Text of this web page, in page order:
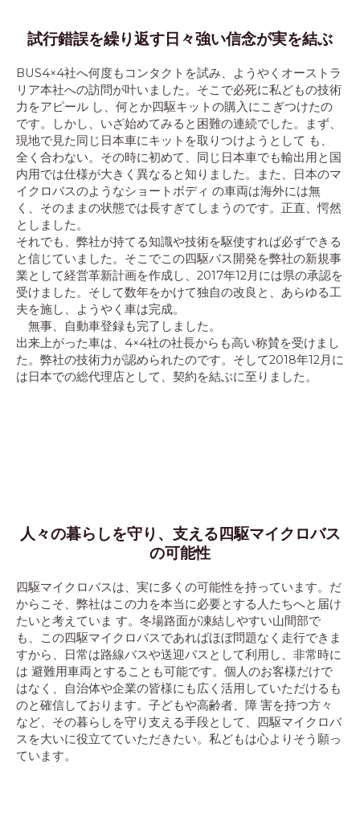
試行錯誤を繰り返す日々強い信念が実を結ぶ​
BUS4×4社へ何度もコンタクトを試み、ようやくオーストラ
リア本社への訪問が叶いました。そこで必死に私どもの技術
力をアピール し、何とか四駆キットの購入にこぎつけたの
です。しかし、いざ始めてみると困難の連続でした。まず、
現地で見た同じ日本車にキットを取りつけようとして も、
全く合わない。その時に初めて、同じ日本車でも輸出用と国
内用では仕様が大きく異なると知りました。また、日本のマ
イクロバスのようなショートボディ の車両は海外には無
く、そのままの状態では長すぎてしまうのです。正直、愕然
としました。
それでも、弊社が持てる知識や技術を駆使すれば必ずできる
と信じていました。そこでこの四駆バス開発を弊社の新規事
業として経営革新計画を作成し、2017年12月には県の承認を
受けました。そして数年をかけて独自の改良と、あらゆる工
夫を施し、ようやく車は完成。
無事、自動車登録も完了しました。
出来上がった車は、4×4社の社長からも高い称賛を受けまし
た。弊社の技術力が認められたのです。そして2018年12月に
は日本での総代理店として、契約を結ぶに至りました。
人々の暮らしを守り、支える四駆マイクロバス
の可能性​
四駆マイクロバスは、実に多くの可能性を持っています。だ
からこそ、弊社はこの力を本当に必要とする人たちへと届け
たいと考えていま す。冬場路面が凍結しやすい山間部で
も、この四駆マイクロバスであればほぼ問題なく走行できま
すから、日常は路線バスや送迎バスとして利用し、非常時に
は 避難用車両とすることも可能です。個人のお客様だけで
はなく、自治体や企業の皆様にも広く活用していただけるも
のと確信しております。子どもや高齢者、障 害を持つ方々
など、その暮らしを守り支える手段として、四駆マイクロバ
スを大いに役立てていただきたい。私どもは心よりそう願っ
ています。